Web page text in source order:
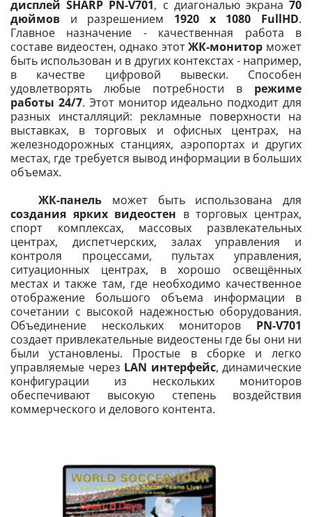
дисплей SHARP PN-V701, с диагональю экрана70
дюймов и разрешением 1920 x 1080 FullHD.
Главное назначение - качественная работа в
составе видеостен, однако этотЖК-монитор может
быть использован и в других контекстах - например,
в качестве цифровой вывески. Способен
удовлетворять любые потребности в режиме
работы 24/7. Этот монитор идеально подходит для
разных инсталляций: рекламные поверхности на
выставках, в торговых и офисных центрах, на
железнодорожных станциях, аэропортах и других
местах, где требуется вывод информации в больших
объемах.
ЖК-панель может быть использована для
создания ярких видеостен в торговых центрах,
спорт комплексах, массовых развлекательных
центрах, диспетчерских, залах управления и
контроля процессами, пультах управления,
ситуационных центрах, в хорошо освещённых
местах и также там, где необходимо качественное
отображение большого объема информации в
сочетании с высокой надежностью оборудования.
Объединение нескольких мониторов PN-V701
создает привлекательные видеостены где бы они ни
были установлены. Простые в сборке и легко
управляемые через LAN интерфейс, динамические
конфигурации из нескольких мониторов
обеспечивают высокую степень воздействия
коммерческого и делового контента.